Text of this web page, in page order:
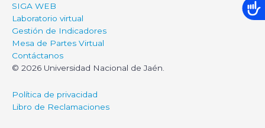
SIGA WEB
Laboratorio virtual
Gestión de Indicadores
Mesa de Partes Virtual
Contáctanos
© 2026 Universidad Nacional de Jaén.
Política de privacidad
Libro de Reclamaciones